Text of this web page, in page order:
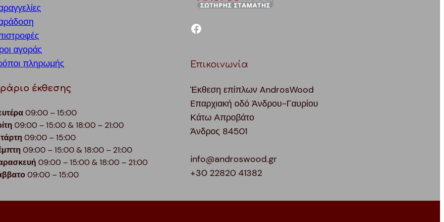
αγοράς
πληρωμής
έκθεσης
09:00 – 15:00
09:00 – 15:00 & 18:00 – 21:00
09:00 – 15:00
09:00 – 15:00 & 18:00 – 21:00
09:00 – 15:00 & 18:00 – 21:00
09:00 – 15:00
facebook
Επικοινωνία
Έκθεση επίπλων AndrosWood
Eπαρχιακή οδό Άνδρου-Γαυρίου
Κάτω Απροβάτο
Άνδρος 84501
info@androswood.gr
+30 22820 41382